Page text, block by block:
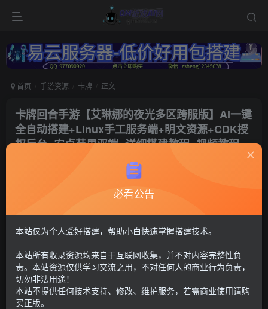
首页 手游资源 卡牌 正文
卡牌回合手游【艾琳娜的夜光多区跨服版】AI一键
全自动搭建+Linux手工服务端+明文资源+CDK授
权后台+安卓苹果双端+详细搭建教程+视频教程
二次元卡牌41
G币30 限时特惠
G币100
个人会员G币9.9 至尊会员 免费
付费资源
必看公告
本站仅为个人爱好搭建，帮助小白快速掌握搭建技术。
本站所有收录资源均来自于互联网收集，并不对内容完整性负
责。本站资源仅供学习交流之用，不对任何人的商业行为负责，
切勿非法用途！
本站不提供任何技术支持、修改、维护服务，若需商业使用请购
买正版。